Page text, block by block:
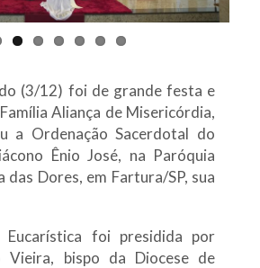
(3/12) foi de grande festa e
Aliança de Misericórdia,
a Ordenação Sacerdotal do
Ênio José, na Paróquia
das Dores, em Fartura/SP, sua
Eucarística foi presidida por
Vieira, bispo da Diocese de